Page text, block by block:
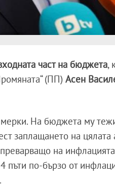
част на бюджета,
(ПП)Асен
На бюджета му
заплащането на
на
пъти по-бързо от